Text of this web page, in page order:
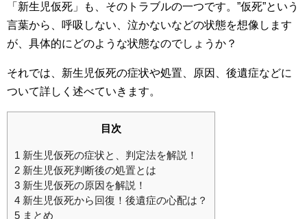
「新生児仮死」も、そのトラブルの一つです。”仮死”という
言葉から、呼吸しない、泣かないなどの状態を想像します
が、具体的にどのような状態なのでしょうか？
それでは、新生児仮死の症状や処置、原因、後遺症などに
ついて詳しく述べていきます。
目次
1 新生児仮死の症状と、判定法を解説！
2 新生児仮死判断後の処置とは
3 新生児仮死の原因を解説！
4 新生児仮死から回復！後遺症の心配は？
5 まとめ